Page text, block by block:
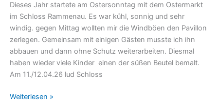
Dieses Jahr startete am Ostersonntag mit dem Ostermarkt
im Schloss Rammenau. Es war kühl, sonnig und sehr
windig. gegen Mittag wollten mir die Windböen den Pavillon
zerlegen. Gemeinsam mit einigen Gästen musste ich ihn
abbauen und dann ohne Schutz weiterarbeiten. Diesmal
haben wieder viele Kinder einen der süßen Beutel bemalt.
Am 11./12.04.26 lud Schloss
Weiterlesen »